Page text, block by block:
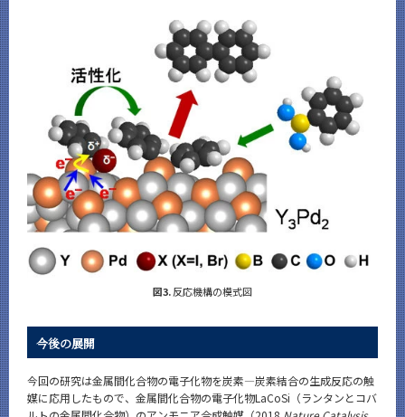
図3.反応機構の模式図
今後の展開
今回の研究は金属間化合物の電子化物を炭素―炭素結合の生成反応の触
媒に応用したもので、金属間化合物の電子化物LaCoSi（ランタンとコバ